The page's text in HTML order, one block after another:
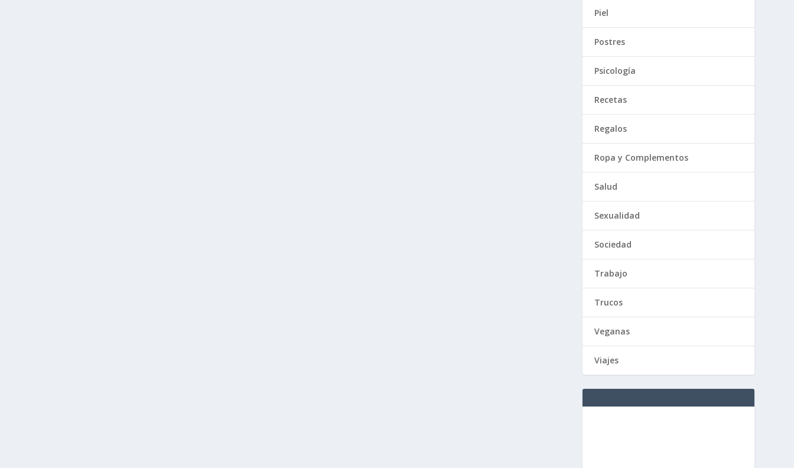
Piel
Postres
Psicología
Recetas
Regalos
Ropa y Complementos
Salud
Sexualidad
Sociedad
Trabajo
Trucos
Veganas
Viajes